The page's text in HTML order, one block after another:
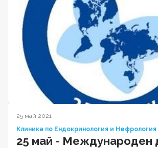
25 май 2021
Клиника по Ендокринология и Нефрология
25 май - Международен